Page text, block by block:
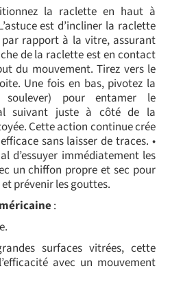
la raclette en haut à
est d’incliner la raclette
par rapport à la vitre, assurant
de la raclette est en contact
du mouvement. Tirez vers le
Une fois en bas, pivotez la
pour entamer le
suivant juste à côté de la
Cette action continue crée
sans laisser de traces. •
d’essuyer immédiatement les
un chiffon propre et sec pour
et prévenir les gouttes.
:
surfaces vitrées, cette
avec un mouvement